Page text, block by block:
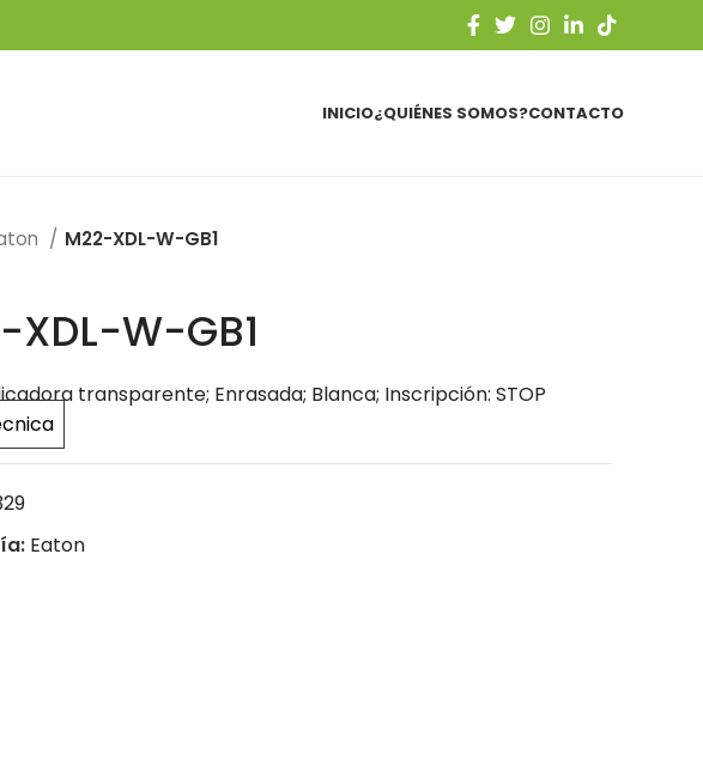
INICIO¿QUIÉNES SOMOS?CONTACTO
M22-XDL-W-GB1
XDL-W-GB1
transparente; Enrasada; Blanca; Inscripción: STOP
Eaton